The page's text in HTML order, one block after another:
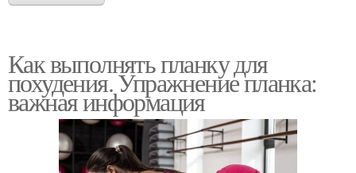
Как выполнять планку для
похудения. Упражнение планка:
важная информация